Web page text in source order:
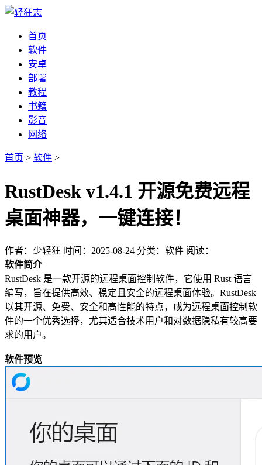
首页
软件
安卓
部署
教程
书籍
影音
网络
首页 > 软件 >
RustDesk v1.4.1 开源免费远程
桌面神器，一键连接！
作者：少轻狂 时间：2025-08-24 分类：软件 阅读：
软件简介
RustDesk 是一款开源的远程桌面控制软件，它使用 Rust 语言
编写，旨在提供高效、稳定且安全的远程桌面体验。RustDesk
以其开源、免费、安全和高性能的特点，成为远程桌面控制软
件的一个优秀选择，尤其适合技术用户和对数据隐私有较高要
求的用户。
软件预览